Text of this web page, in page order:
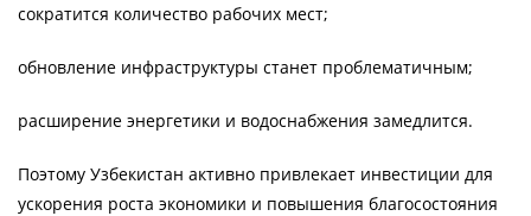
сократится количество рабочих мест;
обновление инфраструктуры станет проблематичным;
расширение энергетики и водоснабжения замедлится.
Поэтому Узбекистан активно привлекает инвестиции для
ускорения роста экономики и повышения благосостояния